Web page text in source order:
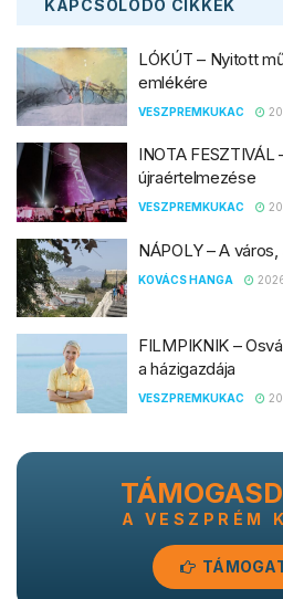
KAPCSOLÓDÓ CIKKEK
LÓKÚT – Nyitott
emlékére
VESZPREMKUKAC
INOTA
újraértelmezése
VESZPREMKUKAC
NÁPOLY – A
KOVÁCS HANGA
FILMPIKNIK –
a házigazdája
VESZPREMKUKAC
A VESZPRÉM